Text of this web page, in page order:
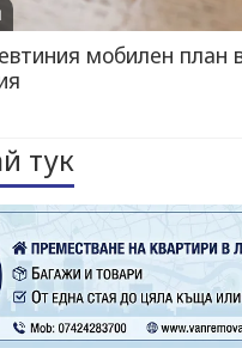
мобилен план
тук